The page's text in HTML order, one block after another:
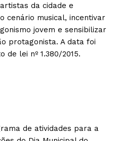
da cidade e
cenário musical, incentivar
jovem e sensibilizar
protagonista. A data foi
lei nº 1.380/2015.
de atividades para a